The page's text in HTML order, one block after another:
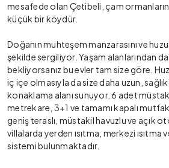
mesafede olan Çetibeli, çam
küçük bir köydür.
Doğanın muhteşem manzarasını ve
şekilde sergiliyor. Yaşam alanlarından
bekliyorsanız bu evler tam size göre.
iç içe olmasıyla da size daha uzun,
konaklama alanı sunuyor. 6 adet
metrekare, 3+1 ve tamamı kapalı
geniş teraslı, müstakil havuzlu ve açık
villalarda yerden ısıtma, merkezi
sistemi bulunmaktadır.